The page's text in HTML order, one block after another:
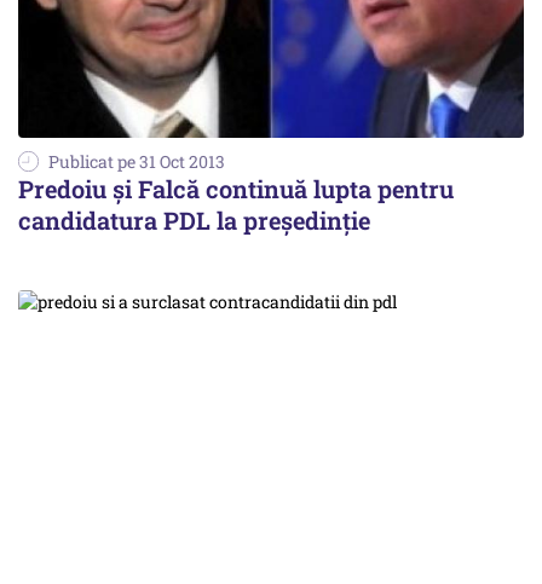
Publicat pe 31 Oct 2013
Predoiu și Falcă continuă lupta pentru
candidatura PDL la președinție